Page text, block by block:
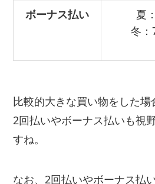
ボーナス払い
夏
冬：
比較的大きな買い物をした
2回払いやボーナス払いも視
すね。
なお、2回払いやボーナス払